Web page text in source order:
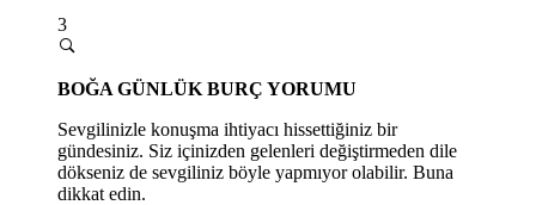
3
BOĞA GÜNLÜK BURÇ YORUMU
Sevgilinizle konuşma ihtiyacı hissettiğiniz bir
gündesiniz. Siz içinizden gelenleri değiştirmeden dile
dökseniz de sevgiliniz böyle yapmıyor olabilir. Buna
dikkat edin.